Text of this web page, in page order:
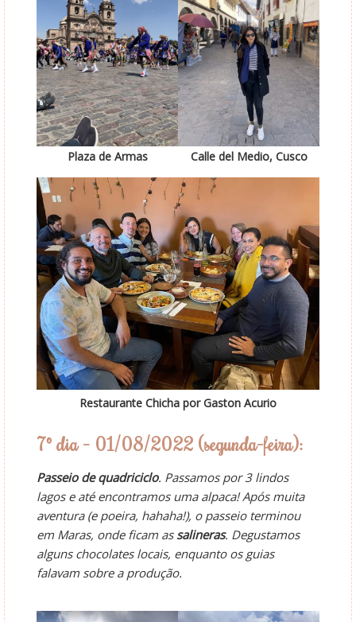
Plaza de Armas Calle del Medio, Cusco
Restaurante Chicha por Gaston Acurio
7º dia – 01/08/2022 (segunda-feira):
Passeio de quadriciclo. Passamos por 3 lindos
lagos e até encontramos uma alpaca! Após muita
aventura (e poeira, hahaha!), o passeio terminou
em Maras, onde ficam as salineras. Degustamos
alguns chocolates locais, enquanto os guias
falavam sobre a produção.